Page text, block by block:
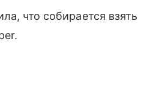
что собирается взять